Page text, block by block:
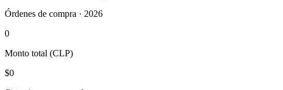
Órdenes de compra · 2026
0
Monto total (CLP)
$0